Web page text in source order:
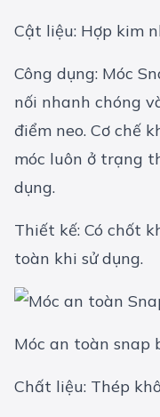
Cật liệu: Hợp kim
Công dụng: Móc
nối nhanh chóng
điểm neo. Cơ chế
móc luôn ở trạng
dụng.
Thiết kế: Có chốt
toàn khi sử dụng.
Móc an toàn snap
Chất liệu: Thép